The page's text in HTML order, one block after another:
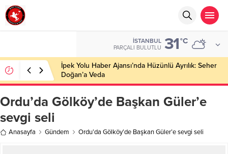
İSTANBUL
PARÇALI BULUTLU 31°C
İpek Yolu Haber Ajansı’nda Hüzünlü Ayrılık: Seher
Doğan’a Veda
Ordu’da Gölköy’de Başkan Güler’e
sevgi seli
Anasayfa Gündem Ordu’da Gölköy’de Başkan Güler’e sevgi seli